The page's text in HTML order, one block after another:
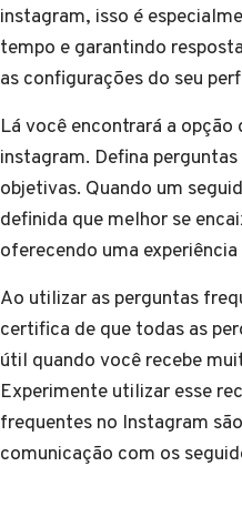
instagram, isso é
tempo e garantindo
as configurações do seu
Lá você encontrará a
instagram. Defina
objetivas. Quando um
definida que melhor se
oferecendo uma
Ao utilizar as perguntas
certifica de que todas as
útil quando você recebe
Experimente utilizar esse
frequentes no Instagram
comunicação com os